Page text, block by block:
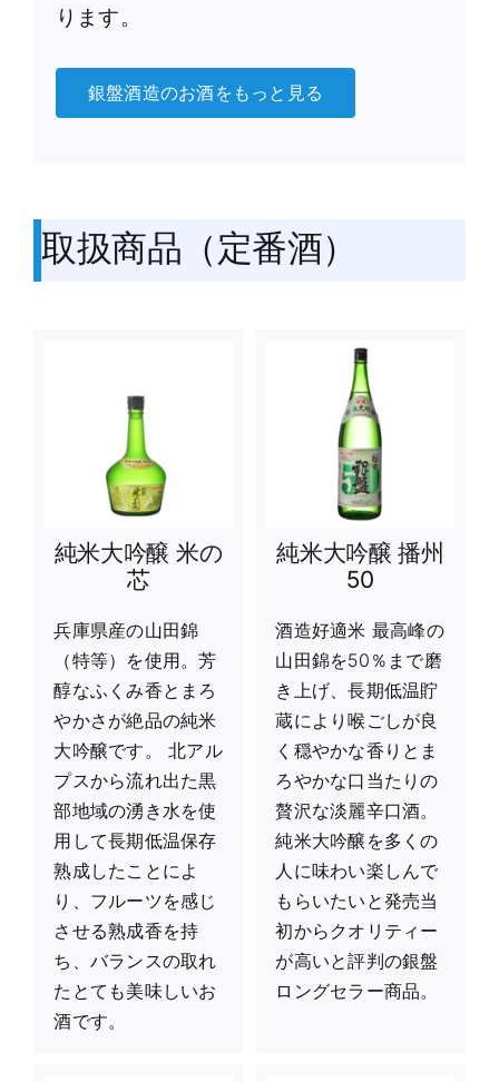
ります。
銀盤酒造のお酒をもっと見る
取扱商品（定番酒）
純米大吟醸 米の
芯
兵庫県産の山田錦
（特等）を使用。芳
醇なふくみ香とまろ
やかさが絶品の純米
大吟醸です。 北アル
プスから流れ出た黒
部地域の湧き水を使
用して長期低温保存
熟成したことによ
り、フルーツを感じ
させる熟成香を持
ち、バランスの取れ
たとても美味しいお
酒です。
純米大吟醸 播州
50
酒造好適米 最高峰の
山田錦を50％まで磨
き上げ、長期低温貯
蔵により喉ごしが良
く穏やかな香りとま
ろやかな口当たりの
贅沢な淡麗辛口酒。
純米大吟醸を多くの
人に味わい楽しんで
もらいたいと発売当
初からクオリティー
が高いと評判の銀盤
ロングセラー商品。